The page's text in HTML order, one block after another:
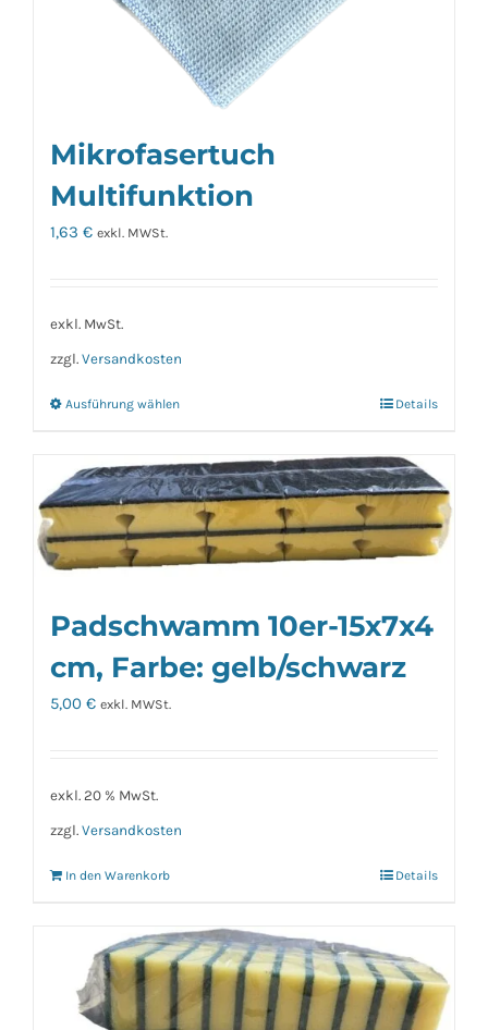
Mikrofasertuch
Multifunktion
1,63 € exkl. MWSt.
exkl. MwSt.
zzgl. Versandkosten
Ausführung wählenDieses
weist
mehrere
Varianten
auf.
Optionen
auf
Details
Padschwamm 10er-15x7x4
cm, Farbe: gelb/schwarz
5,00 € exkl. MWSt.
exkl. 20 % MwSt.
zzgl. Versandkosten
In den Warenkorb Details